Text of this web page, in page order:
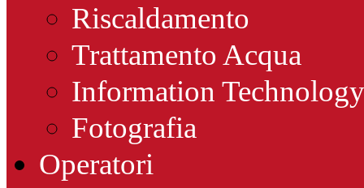
Riscaldamento
Trattamento Acqua
Information Technology
Fotografia
Operatori